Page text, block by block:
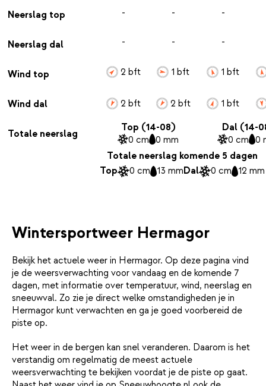
Neerslag top
Neerslag dal
Wind top
Wind dal
Totale neerslag
-
-
2 bft
2 bft
-
-
1 bft
2 bft
-
-
1 bft
1 bft
Top (14-08)
0 cm 0 mm
Dal (14-
0 cm 0
Totale neerslag komende 5 dagen
Top
0 cm 13 mmDal 0 cm 12 mm
Wintersportweer Hermagor
Bekijk het actuele weer in Hermagor. Op deze pagina vind
je de weersverwachting voor vandaag en de komende 7
dagen, met informatie over temperatuur, wind, neerslag en
sneeuwval. Zo zie je direct welke omstandigheden je in
Hermagor kunt verwachten en ga je goed voorbereid de
piste op.
Het weer in de bergen kan snel veranderen. Daarom is het
verstandig om regelmatig de meest actuele
weersverwachting te bekijken voordat je de piste op gaat.